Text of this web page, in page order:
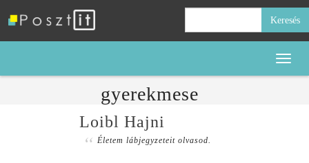
Toggle
gyerekmese
Loibl Hajni
Életem lábjegyzeteit olvasod.